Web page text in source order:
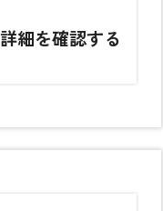
詳細を確認する